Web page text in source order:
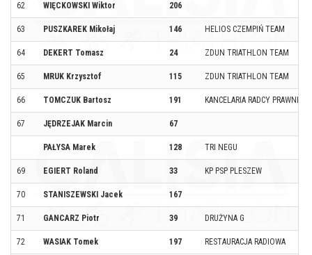
62 WIĘCKOWSKI Wiktor 206
63 PUSZKAREK Mikołaj 146 HELIOS CZEMPIŃ TEAM
64 DEKERT Tomasz 24 ZDUN TRIATHLON TEAM
65 MRUK Krzysztof 115 ZDUN TRIATHLON TEAM
66 TOMCZUK Bartosz 191 KANCELARIA RADCY
67 JĘDRZEJAK Marcin 67
PAŁYSA Marek 128 TRI NEGU
69 EGIERT Roland 33 KP PSP PLESZEW
70 STANISZEWSKI Jacek 167
71 GANCARZ Piotr 39 DRUŻYNA G
72 WASIAK Tomek 197 RESTAURACJA RADIOWA